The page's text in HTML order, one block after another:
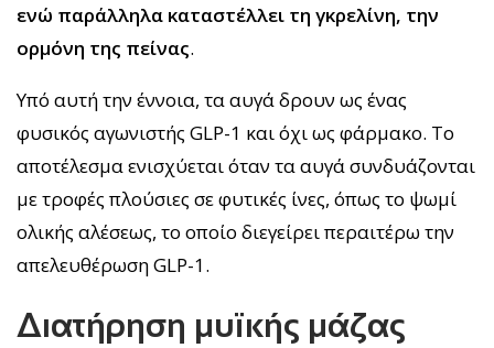
ενώ παράλληλα καταστέλλει τη γκρελίνη, την
ορμόνη της πείνας.
Υπό αυτή την έννοια, τα αυγά δρουν ως ένας
φυσικός αγωνιστής GLP-1 και όχι ως φάρμακο. Το
αποτέλεσμα ενισχύεται όταν τα αυγά συνδυάζονται
με τροφές πλούσιες σε φυτικές ίνες, όπως το ψωμί
ολικής αλέσεως, το οποίο διεγείρει περαιτέρω την
απελευθέρωση GLP-1.
Διατήρηση μυϊκής μάζας